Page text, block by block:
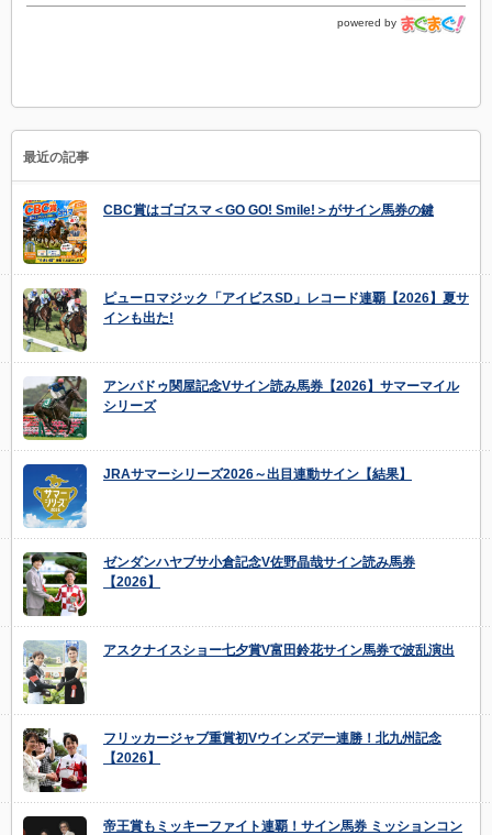
powered by
最近の記事
CBC賞はゴゴスマ＜GO GO! Smile!＞がサイン馬券の鍵
ピューロマジック「アイビスSD」レコード連覇【2026】夏サ
インも出た!
アンパドゥ関屋記念Vサイン読み馬券【2026】サマーマイル
シリーズ
JRAサマーシリーズ2026～出目連動サイン【結果】
ゼンダンハヤブサ小倉記念V佐野晶哉サイン読み馬券
【2026】
アスクナイスショー七夕賞V富田鈴花サイン馬券で波乱演出
フリッカージャブ重賞初Vウインズデー連勝！北九州記念
【2026】
帝王賞もミッキーファイト連覇！サイン馬券 ミッションコン